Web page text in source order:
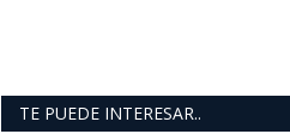
TE PUEDE INTERESAR..